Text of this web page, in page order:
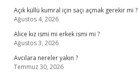
Açık küllü kumral için saçı açmak gerekir mi ?
Ağustos 4, 2026
Alice kız ismi mi erkek ismi mi ?
Ağustos 3, 2026
Avcılara nereler yakın ?
Temmuz 30, 2026